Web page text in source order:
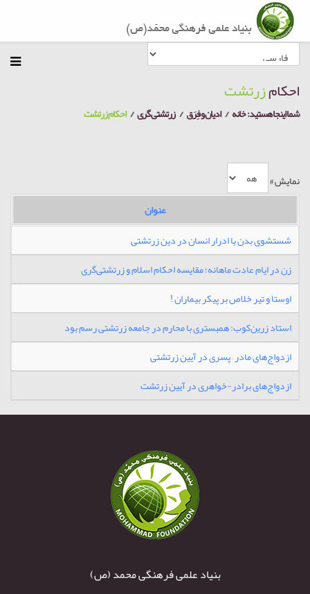
احکامزرتشت
شما اینجا هستید:خانه ادیان و فِرَق زرتشتی گری احکام زرتشت
نمایش #
عنوان
شستشوی بدن با ادرار انسان در دین زرتشتی
زن در ایام عادت ماهانه؛ مقایسه احکام اسلام و زرتشتی‌گری
اوستا و تیر خلاص بر پیکر بیماران !
استاد زرین‌کوب: همبستری با محارم در جامعه زرتشتی رسم بود
ازدواج‌های مادر – پسری در آیین زرتشتی
ازدوا‌ج‌های برادر-خواهری در آیین زرتشت
بنیاد علمی فرهنگی محمد (ص)